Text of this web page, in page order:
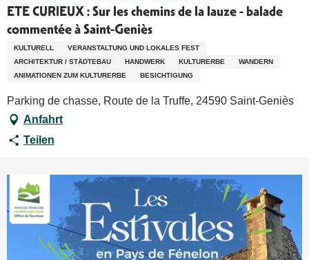
ETE CURIEUX : Sur les chemins de la lauze - balade
commentée à Saint-Geniès
KULTURELL
VERANSTALTUNG UND LOKALES FEST
ARCHITEKTUR / STÄDTEBAU
HANDWERK KULTURERBE
WANDERN
ANIMATIONEN ZUM KULTURERBE
BESICHTIGUNG
Parking de chasse, Route de la Truffe, 24590 Saint-Geniès
Anfahrt
Teilen